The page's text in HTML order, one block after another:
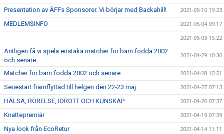
Presentation av ÄFFs Sponsorer. Vi börjar med Backahill! 2021-05-10 19:23
MEDLEMSINFO 2021-05-04 09:17
2021-05-03 15:22
Äntligen få vi spela enstaka matcher för barn födda 2002
och senare
2021-04-29 10:30
Matcher för barn födda 2002 och senare 2021-04-28 15:51
Seriestart framflyttad till helgen den 22-23 maj 2021-04-27 07:13
HÄLSA, RÖRELSE, IDROTT OCH KUNSKAP 2021-04-20 07:37
Knattepremiär 2021-04-19 07:39
Nya lock från EcoRetur 2021-04-14 11:11